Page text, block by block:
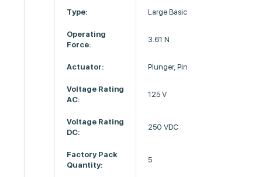
Type: Large Basic
Operating
Force:
3.61 N
Actuator: Plunger, Pin
Voltage Rating
AC:
125 V
Voltage Rating
DC:
250 VDC
Factory Pack
Quantity:
5